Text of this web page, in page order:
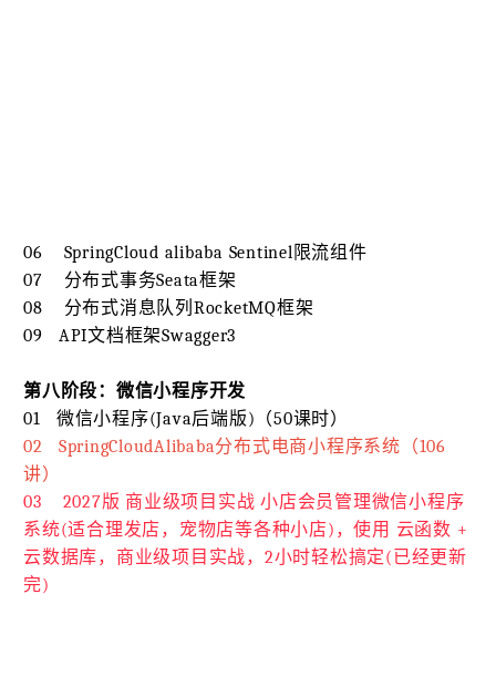
06 SpringCloud alibaba Sentinel限流组件
07 分布式事务Seata框架
08 分布式消息队列RocketMQ框架
09 API文档框架Swagger3
第八阶段：微信小程序开发
01 微信小程序(Java后端版)（50课时）
02 SpringCloudAlibaba分布式电商小程序系统（106
讲）
03 2027版 商业级项目实战 小店会员管理微信小程序
系统(适合理发店，宠物店等各种小店)，使用 云函数 +
云数据库，商业级项目实战，2小时轻松搞定(已经更新
完)